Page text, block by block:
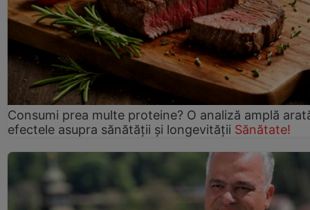
Consumi prea multe proteine? O analiză amplă
efectele asupra sănătății și longevității Sănătate!